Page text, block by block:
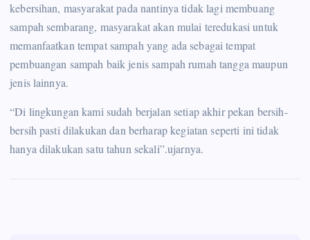
kebersihan, masyarakat pada nantinya tidak lagi membuang
sampah sembarang, masyarakat akan mulai teredukasi untuk
memanfaatkan tempat sampah yang ada sebagai tempat
pembuangan sampah baik jenis sampah rumah tangga maupun
jenis lainnya.
“Di lingkungan kami sudah berjalan setiap akhir pekan bersih-
bersih pasti dilakukan dan berharap kegiatan seperti ini tidak
hanya dilakukan satu tahun sekali”.ujarnya.